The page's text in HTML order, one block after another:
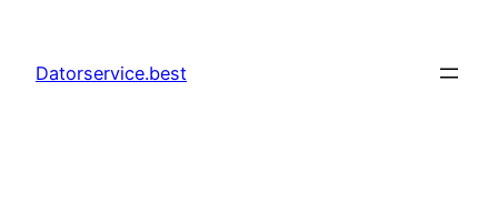
innehåll
Datorservice.best